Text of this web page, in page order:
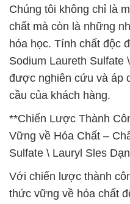
Chúng tôi không chỉ là
chất mà còn là những
hóa học. Tính chất độc
Sodium Laureth Sulfate
được nghiên cứu và áp
cầu của khách hàng.
**Chiến Lược Thành
Vững về Hóa Chất –
Sulfate \ Lauryl Sles
Với chiến lược thành
thức vững về hóa chất